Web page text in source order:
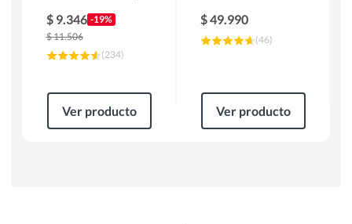
$ 9.346 -19%
$11.506
(234)
Ver producto
$49.990
(46)
Ver producto